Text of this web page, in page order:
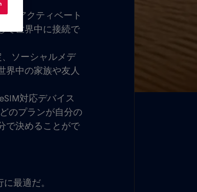
をアクティベート
で世界中に接続で
ソーシャルメデ
界中の家族や友人
対応デバイス
のプランが自分の
で決めることがで
最適だ。